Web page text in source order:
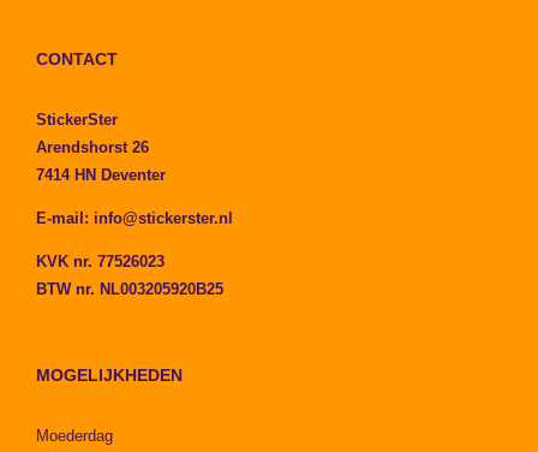
CONTACT
StickerSter
Arendshorst 26
7414 HN Deventer
E-mail: info@stickerster.nl
KVK nr. 77526023
BTW nr. NL003205920B25
MOGELIJKHEDEN
Moederdag